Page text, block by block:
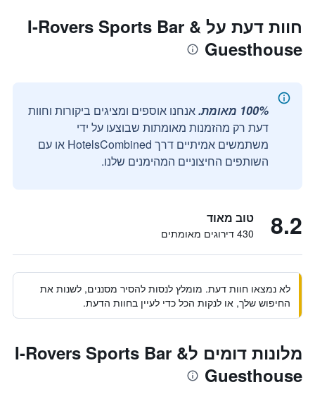
חוות דעת על I-Rovers Sports Bar &
Guesthouse
100% מאומת.
אנחנו אוספים ומציגים ביקורות וחוות
דעת רק מהזמנות מאומתות שבוצעו על ידי
משתמשים אמיתיים דרך HotelsCombined או עם
השותפים החיצוניים המהימנים שלנו.
8.2 טוב מאוד
430 דירוגים מאומתים
לא נמצאו חוות דעת. מומלץ לנסות להסיר מסננים, לשנות את
החיפוש שלך, או לנקות הכל כדי לעיין בחוות הדעת.
מלונות דומים לI-Rovers Sports Bar &
Guesthouse